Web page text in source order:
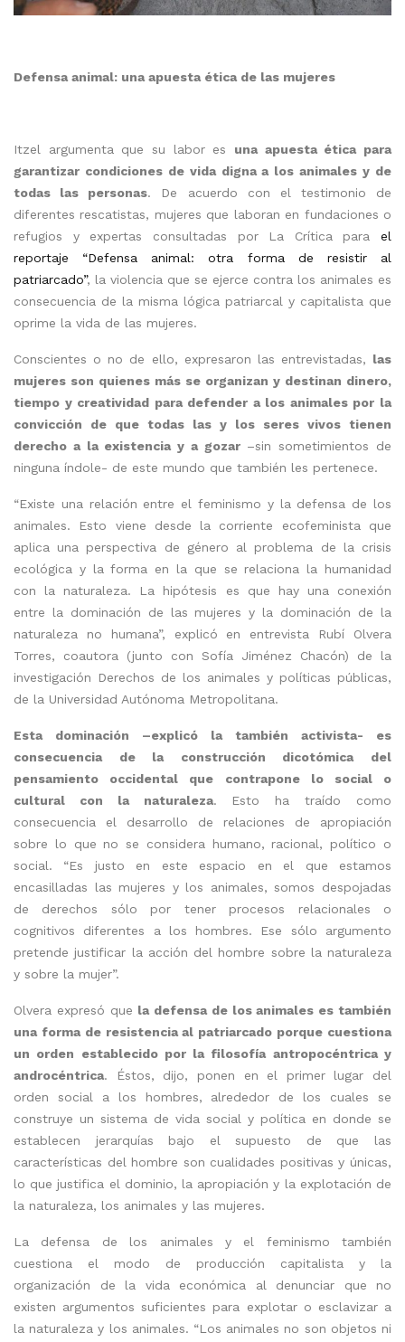
Defensa animal: una apuesta ética de las mujeres
Itzel argumenta que su labor es una apuesta ética para
garantizar condiciones de vida digna a los animales y de
todas las personas. De acuerdo con el testimonio de
diferentes rescatistas, mujeres que laboran en fundaciones o
refugios y expertas consultadas por La Crítica para el
reportaje “Defensa animal: otra forma de resistir al
patriarcado”, la violencia que se ejerce contra los animales es
consecuencia de la misma lógica patriarcal y capitalista que
oprime la vida de las mujeres.
Conscientes o no de ello, expresaron las entrevistadas, las
mujeres son quienes más se organizan y destinan dinero,
tiempo y creatividad para defender a los animales por la
convicción de que todas las y los seres vivos tienen
derecho a la existencia y a gozar–sin sometimientos de
ninguna índole- de este mundo que también les pertenece.
“Existe una relación entre el feminismo y la defensa de los
animales. Esto viene desde la corriente ecofeminista que
aplica una perspectiva de género al problema de la crisis
ecológica y la forma en la que se relaciona la humanidad
con la naturaleza. La hipótesis es que hay una conexión
entre la dominación de las mujeres y la dominación de la
naturaleza no humana”, explicó en entrevista Rubí Olvera
Torres, coautora (junto con Sofía Jiménez Chacón) de la
investigación Derechos de los animales y políticas públicas,
de la Universidad Autónoma Metropolitana.
Esta dominación –explicó la también activista- es
consecuencia de la construcción dicotómica del
pensamiento occidental que contrapone lo social o
cultural con la naturaleza. Esto ha traído como
consecuencia el desarrollo de relaciones de apropiación
sobre lo que no se considera humano, racional, político o
social. “Es justo en este espacio en el que estamos
encasilladas las mujeres y los animales, somos despojadas
de derechos sólo por tener procesos relacionales o
cognitivos diferentes a los hombres. Ese sólo argumento
pretende justificar la acción del hombre sobre la naturaleza
y sobre la mujer”.
Olvera expresó que la defensa de los animales es también
una forma de resistencia al patriarcado porque cuestiona
un orden establecido por la filosofía antropocéntrica y
androcéntrica. Éstos, dijo, ponen en el primer lugar del
orden social a los hombres, alrededor de los cuales se
construye un sistema de vida social y política en donde se
establecen jerarquías bajo el supuesto de que las
características del hombre son cualidades positivas y únicas,
lo que justifica el dominio, la apropiación y la explotación de
la naturaleza, los animales y las mujeres.
La defensa de los animales y el feminismo también
cuestiona el modo de producción capitalista y la
organización de la vida económica al denunciar que no
existen argumentos suficientes para explotar o esclavizar a
la naturaleza y los animales. “Los animales no son objetos ni